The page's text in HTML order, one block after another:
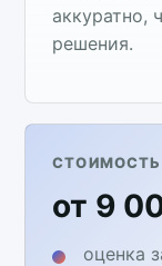
аккуратно,
решения.
СТОИМОСТЬ
от 9
оценка